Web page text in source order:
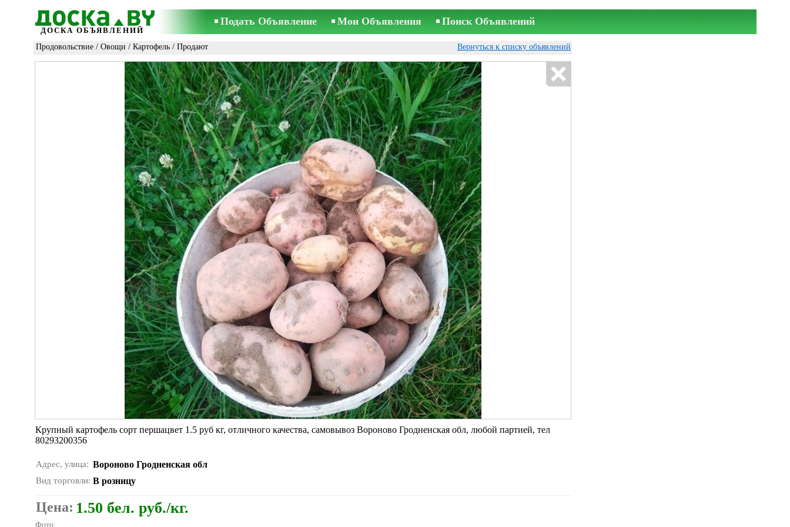
ДОСКА ОБЪЯВЛЕНИЙ
Подать Объявление Мои Объявления Поиск Объявлений
Продовольствие / Овощи / Картофель / Продают Вернуться к списку объявлений
Крупный картофель сорт першацвет 1.5 руб кг, отличного качества, самовывоз Вороново Гродненская обл, любой партией, тел
80293200356
Адрес, улица: Вороново Гродненская обл
Вид торговли: В розницу
Цена: 1.50 бел. руб./кг.
Фото: